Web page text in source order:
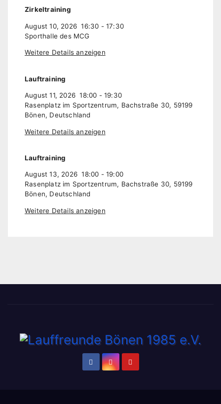
Zirkeltraining
August 10, 2026 16:30 -17:30
Sporthalle des MCG
Weitere Details anzeigen
Lauftraining
August 11, 2026 18:00 -19:30
Rasenplatz im Sportzentrum, Bachstraße 30, 59199
Bönen, Deutschland
Weitere Details anzeigen
Lauftraining
August 13, 2026 18:00 -19:00
Rasenplatz im Sportzentrum, Bachstraße 30, 59199
Bönen, Deutschland
Weitere Details anzeigen